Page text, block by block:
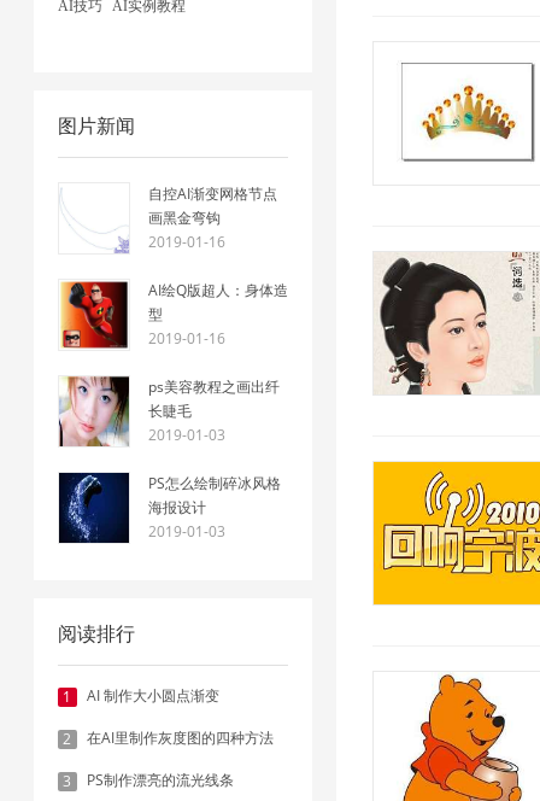
AI技巧 AI实例教程
图片新闻
自控AI渐变网格节点
画黑金弯钩
2019-01-16
AI绘Q版超人：身体造
型
2019-01-16
ps美容教程之画出纤
长睫毛
2019-01-03
PS怎么绘制碎冰风格
海报设计
2019-01-03
阅读排行
1 AI 制作大小圆点渐变
2 在AI里制作灰度图的四种方法
3 PS制作漂亮的流光线条